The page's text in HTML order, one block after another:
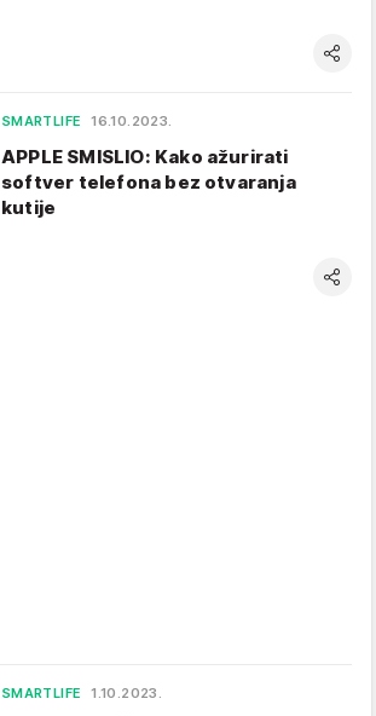
SMARTLIFE 16.10.2023.
APPLE SMISLIO: Kako ažurirati
softver telefona bez otvaranja
kutije
SMARTLIFE 1.10.2023.